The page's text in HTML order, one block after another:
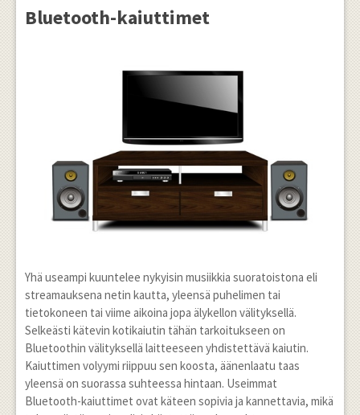
Bluetooth-kaiuttimet
Yhä useampi kuuntelee nykyisin musiikkia suoratoistona eli
streamauksena netin kautta, yleensä puhelimen tai
tietokoneen tai viime aikoina jopa älykellon välityksellä.
Selkeästi kätevin kotikaiutin tähän tarkoitukseen on
Bluetoothin välityksellä laitteeseen yhdistettävä kaiutin.
Kaiuttimen volyymi riippuu sen koosta, äänenlaatu taas
yleensä on suorassa suhteessa hintaan. Useimmat
Bluetooth-kaiuttimet ovat käteen sopivia ja kannettavia, mikä